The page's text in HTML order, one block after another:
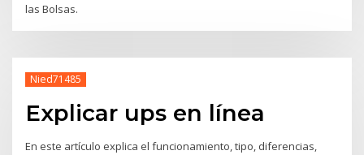
las Bolsas.
Nied71485
Explicar ups en línea
En este artículo explica el funcionamiento, tipo, diferencias,